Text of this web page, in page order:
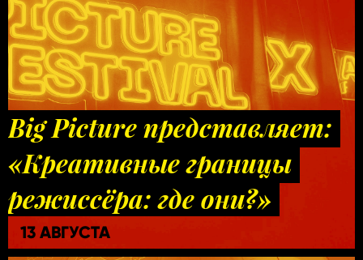
Big Picture представляет:
«Креативные границы
режиссёра: где они?»
13 АВГУСТА